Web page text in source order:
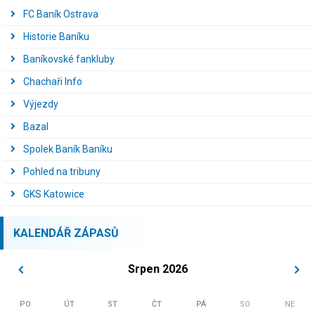
FC Baník Ostrava
Historie Baníku
Baníkovské fankluby
Chachaři Info
Výjezdy
Bazal
Spolek Baník Baníku
Pohled na tribuny
GKS Katowice
KALENDÁŘ ZÁPASŮ
Srpen 2026
PO ÚT ST ČT PÁ SO NE